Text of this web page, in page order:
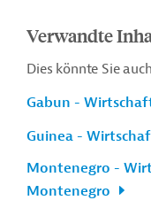
Verwandte
Dies könnte Sie
Gabun -
Guinea -
Montenegro -
Montenegro